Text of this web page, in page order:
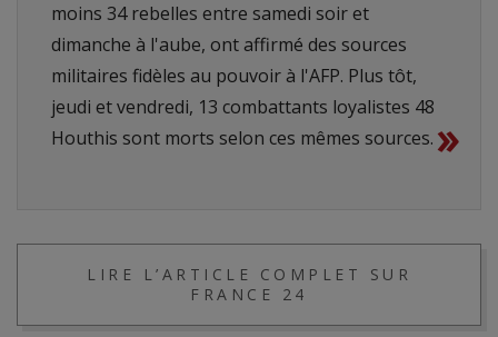
moins 34 rebelles entre samedi soir et
dimanche à l'aube, ont affirmé des sources
militaires fidèles au pouvoir à l'AFP. Plus tôt,
jeudi et vendredi, 13 combattants loyalistes 48
Houthis sont morts selon ces mêmes sources. »
LIRE L’ARTICLE COMPLET SUR
FRANCE 24